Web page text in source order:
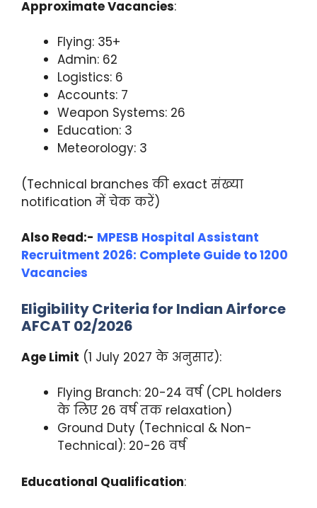
Approximate Vacancies:
Flying: 35+
Admin: 62
Logistics: 6
Accounts: 7
Weapon Systems: 26
Education: 3
Meteorology: 3
(Technical branches की exact संख्या
notification में चेक करें)
Also Read:- MPESB Hospital Assistant
Recruitment 2026: Complete Guide to 1200
Vacancies
Eligibility Criteria for Indian Airforce
AFCAT 02/2026
Age Limit (1 July 2027 के अनुसार):
Flying Branch: 20-24 वर्ष (CPL holders
के लिए 26 वर्ष तक relaxation)
Ground Duty (Technical & Non-
Technical): 20-26 वर्ष
Educational Qualification: